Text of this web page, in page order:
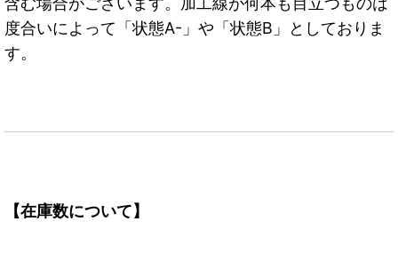
度合いによって「状態A-」や「状態B」としておりま
す。
【在庫数について】